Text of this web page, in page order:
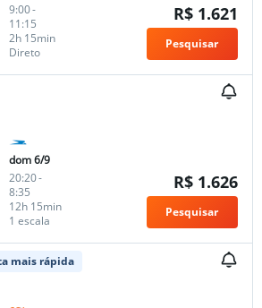
9:00-
11:15
Direto
2h 15min
R$ 1.621
Pesquisar
dom 6/9
20:20-
8:35
1 escala
12h 15min
R$ 1.626
Pesquisar
mais rápida